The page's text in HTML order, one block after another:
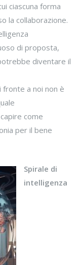
ciascuna forma
la collaborazione.
di proposta,
diventare il
fronte a noi non è
come
per il bene
Spirale di
intelligenza